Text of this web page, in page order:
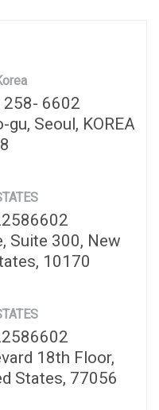
258- 6602
Seoul, KOREA
Suite 300, New
10170
18th Floor,
States, 77056